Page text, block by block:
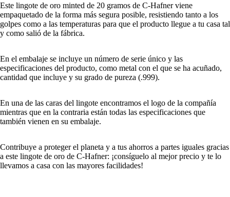
Este lingote de oro minted de 20 gramos de C-Hafner viene
empaquetado de la forma más segura posible, resistiendo tanto a los
golpes como a las temperaturas para que el producto llegue a tu casa tal
y como salió de la fábrica.
En el embalaje se incluye un número de serie único y las
especificaciones del producto, como metal con el que se ha acuñado,
cantidad que incluye y su grado de pureza (.999).
En una de las caras del lingote encontramos el logo de la compañía
mientras que en la contraria están todas las especificaciones que
también vienen en su embalaje.
Contribuye a proteger el planeta y a tus ahorros a partes iguales gracias
a este lingote de oro de C-Hafner: ¡consíguelo al mejor precio y te lo
llevamos a casa con las mayores facilidades!